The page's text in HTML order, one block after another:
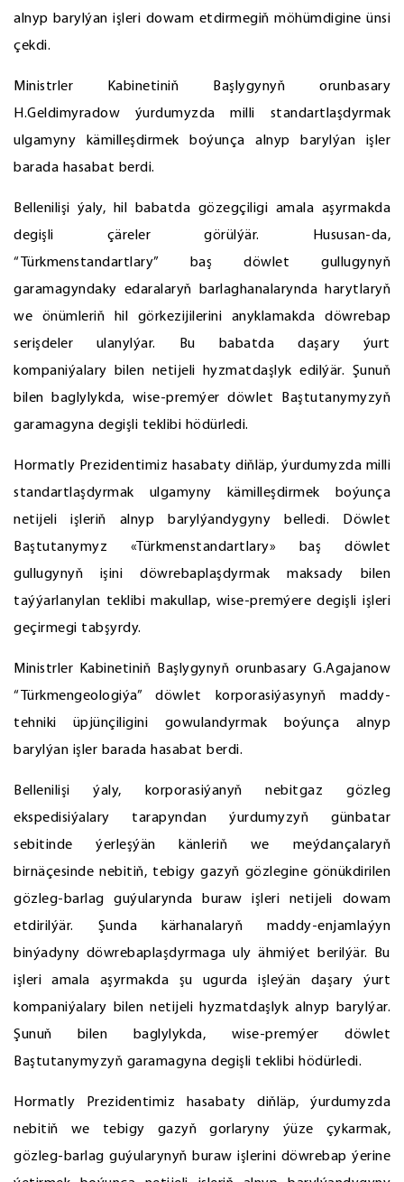
alnyp barylýan işleri dowam etdirmegiň möhümdigine ünsi
çekdi.
Ministrler Kabinetiniň Başlygynyň orunbasary
H.Geldimyradow ýurdumyzda milli standartlaşdyrmak
ulgamyny kämilleşdirmek boýunça alnyp barylýan işler
barada hasabat berdi.
Bellenilişi ýaly, hil babatda gözegçiligi amala aşyrmakda
degişli çäreler görülýär. Hususan-da,
“Türkmenstandartlary” baş döwlet gullugynyň
garamagyndaky edaralaryň barlaghanalarynda harytlaryň
we önümleriň hil görkezijilerini anyklamakda döwrebap
serişdeler ulanylýar. Bu babatda daşary ýurt
kompaniýalary bilen netijeli hyzmatdaşlyk edilýär. Şunuň
bilen baglylykda, wise-premýer döwlet Baştutanymyzyň
garamagyna degişli teklibi hödürledi.
Hormatly Prezidentimiz hasabaty diňläp, ýurdumyzda milli
standartlaşdyrmak ulgamyny kämilleşdirmek boýunça
netijeli işleriň alnyp barylýandygyny belledi. Döwlet
Baştutanymyz «Türkmenstandartlary» baş döwlet
gullugynyň işini döwrebaplaşdyrmak maksady bilen
taýýarlanylan teklibi makullap, wise-premýere degişli işleri
geçirmegi tabşyrdy.
Ministrler Kabinetiniň Başlygynyň orunbasary G.Agajanow
“Türkmengeologiýa” döwlet korporasiýasynyň maddy-
tehniki üpjünçiligini gowulandyrmak boýunça alnyp
barylýan işler barada hasabat berdi.
Bellenilişi ýaly, korporasiýanyň nebitgaz gözleg
ekspedisiýalary tarapyndan ýurdumyzyň günbatar
sebitinde ýerleşýän känleriň we meýdançalaryň
birnäçesinde nebitiň, tebigy gazyň gözlegine gönükdirilen
gözleg-barlag guýularynda buraw işleri netijeli dowam
etdirilýär. Şunda kärhanalaryň maddy-enjamlaýyn
binýadyny döwrebaplaşdyrmaga uly ähmiýet berilýär. Bu
işleri amala aşyrmakda şu ugurda işleýän daşary ýurt
kompaniýalary bilen netijeli hyzmatdaşlyk alnyp barylýar.
Şunuň bilen baglylykda, wise-premýer döwlet
Baştutanymyzyň garamagyna degişli teklibi hödürledi.
Hormatly Prezidentimiz hasabaty diňläp, ýurdumyzda
nebitiň we tebigy gazyň gorlaryny ýüze çykarmak,
gözleg-barlag guýularynyň buraw işlerini döwrebap ýerine